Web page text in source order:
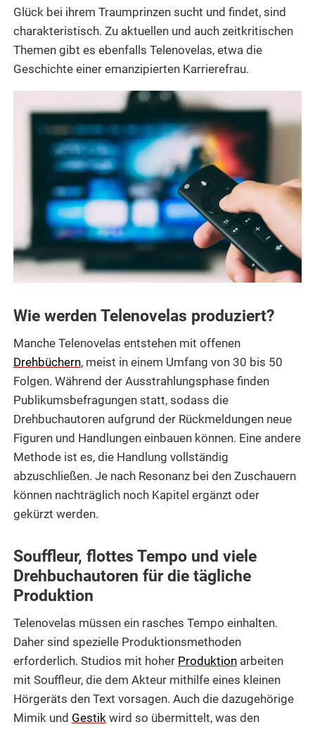
Glück bei ihrem Traumprinzen sucht und findet, sind
charakteristisch. Zu aktuellen und auch zeitkritischen
Themen gibt es ebenfalls Telenovelas, etwa die
Geschichte einer emanzipierten Karrierefrau.
Wie werden Telenovelas produziert?
Manche Telenovelas entstehen mit offenen
Drehbüchern, meist in einem Umfang von 30 bis 50
Folgen. Während der Ausstrahlungsphase finden
Publikumsbefragungen statt, sodass die
Drehbuchautoren aufgrund der Rückmeldungen neue
Figuren und Handlungen einbauen können. Eine andere
Methode ist es, die Handlung vollständig
abzuschließen. Je nach Resonanz bei den Zuschauern
können nachträglich noch Kapitel ergänzt oder
gekürzt werden.
Souffleur, flottes Tempo und viele
Drehbuchautoren für die tägliche
Produktion
Telenovelas müssen ein rasches Tempo einhalten.
Daher sind spezielle Produktionsmethoden
erforderlich. Studios mit hoher Produktionarbeiten
mit Souffleur, die dem Akteur mithilfe eines kleinen
Hörgeräts den Text vorsagen. Auch die dazugehörige
Mimik und Gestikwird so übermittelt, was den